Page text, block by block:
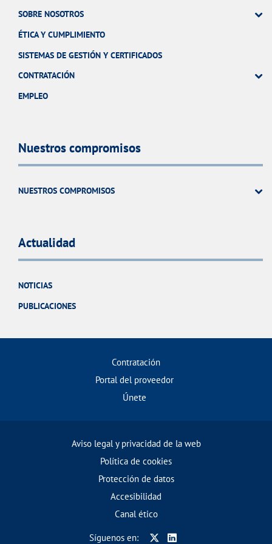
SOBRE NOSOTROS
ÉTICA Y CUMPLIMIENTO
SISTEMAS DE GESTIÓN Y CERTIFICADOS
CONTRATACIÓN
EMPLEO
Nuestros compromisos
NUESTROS COMPROMISOS
Actualidad
NOTICIAS
PUBLICACIONES
Contratación
Portal del proveedor
Únete
Aviso legal y privacidad de la web
Política de cookies
Protección de datos
Accesibilidad
Canal ético
Síguenos en: